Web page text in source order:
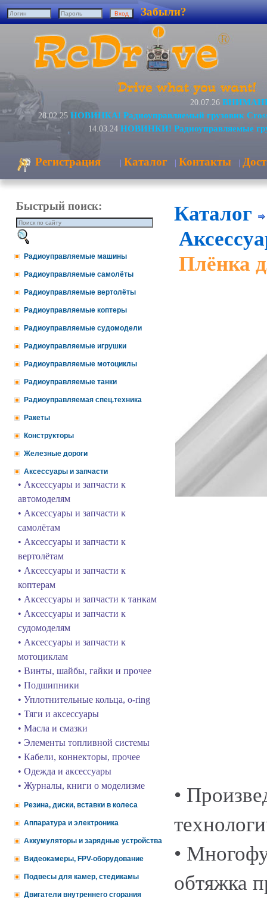
Забыли?
20.07.26
28.02.25 НОВИНКА! Радиоуправляемый грузовик
14.03.24 НОВИНКИ! Радиоуправляемые
Регистрация | Каталог | Контакты |
Быстрый поиск:
Радиоуправляемые машины
Радиоуправляемые самолёты
Радиоуправляемые вертолёты
Радиоуправляемые коптеры
Радиоуправляемые судомодели
Радиоуправляемые игрушки
Радиоуправляемые мотоциклы
Радиоуправляемые танки
Радиоуправляемая спец.техника
Ракеты
Конструкторы
Железные дороги
Аксессуары и запчасти
• Аксессуары и запчасти к
автомоделям
• Аксессуары и запчасти к
самолётам
• Аксессуары и запчасти к
вертолётам
• Аксессуары и запчасти к
коптерам
• Аксессуары и запчасти к танкам
• Аксессуары и запчасти к
судомоделям
• Аксессуары и запчасти к
мотоциклам
• Винты, шайбы, гайки и прочее
• Подшипники
• Уплотнительные кольца, o-ring
• Тяги и аксессуары
• Масла и смазки
• Элементы топливной системы
• Кабели, коннекторы, прочее
• Одежда и аксессуары
• Журналы, книги о моделизме
Резина, диски, вставки в колеса
Аппаратура и электроника
Аккумуляторы и зарядные устройства
Видеокамеры, FPV-оборудование
Подвесы для камер, стедикамы
Двигатели внутреннего сгорания
Каталог
Плёнка
•
•
обтяжка